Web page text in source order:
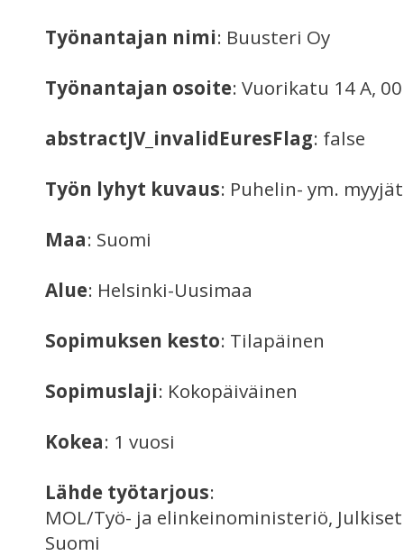
Työnantajan nimi: Buusteri Oy
Työnantajan osoite: Vuorikatu 14 A,
abstractJV_invalidEuresFlag: false
Työn lyhyt kuvaus: Puhelin- ym. myyjät
Maa: Suomi
Alue: Helsinki-Uusimaa
Sopimuksen kesto: Tilapäinen
Sopimuslaji: Kokopäiväinen
Kokea: 1 vuosi
Lähde työtarjous:
MOL/Työ- ja elinkeinoministeriö,
Suomi